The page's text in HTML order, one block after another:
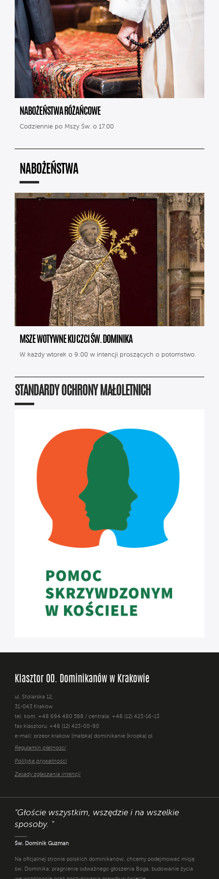
NABOŻEŃSTWA RÓŻAŃCOWE
Codziennie po Mszy Św. o 17.00
NABOŻEŃSTWA
MSZE WOTYWNE KU CZCI ŚW. DOMINIKA
W każdy wtorek o 9:00 w intencji proszących o potomstwo.
STANDARDY OCHRONY MAŁOLETNICH
Klasztor OO. Dominikanów w Krakowie
ul. Stolarska 12,
31-043 Kraków
tel. kom. +48 694 480 588 / centrala: +48 (12) 423-16-13
fax klasztoru: +48 (12) 423-00-80
e-mail: przeor.krakow [małpka] dominikanie [kropka] pl
Regulamin płatności
Polityka prywatności
Zasady zgłaszania intencji
"Głoście wszystkim, wszędzie i na wszelkie
sposoby. "
Św. Dominik Guzman
Na oficjalnej stronie polskich dominikanów, chcemy podejmować misję
św. Dominika: pragnienie odważnego głoszenia Boga, budowanie życia